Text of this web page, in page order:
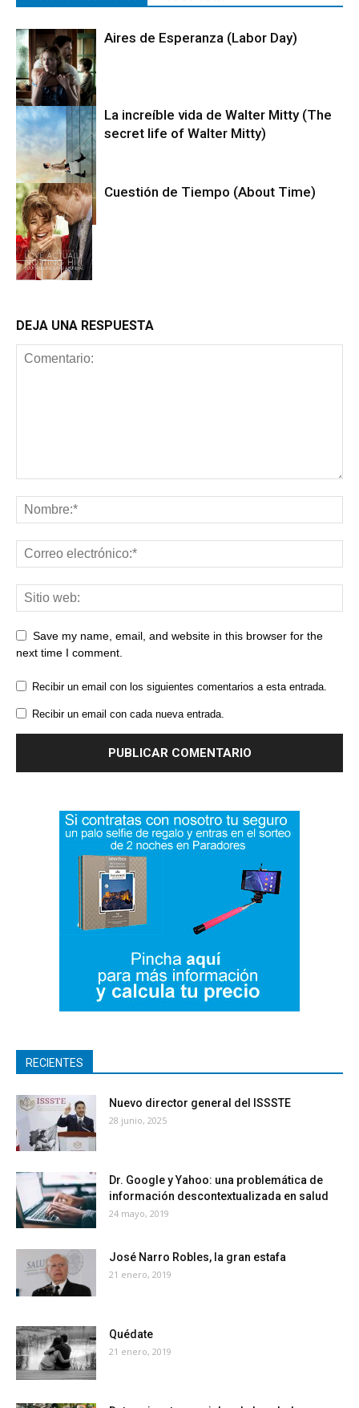
Cine
Aires de Esperanza (Labor Day)
Cine
La increíble vida de Walter Mitty (The
secret life of Walter Mitty)
Cuestión de Tiempo (About Time)
DEJA UNA RESPUESTA
Save my name, email, and website in this browser for the
next time I comment.
Recibir un email con los siguientes comentarios a esta entrada.
Recibir un email con cada nueva entrada.
RECIENTES
Nuevo director general del ISSSTE
28 junio, 2025
Dr. Google y Yahoo: una problemática de
información descontextualizada en salud
24 mayo, 2019
José Narro Robles, la gran estafa
21 enero, 2019
Quédate
21 enero, 2019